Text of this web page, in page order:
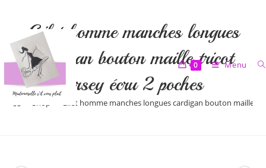
content
0 Menu
Gilet homme manches longues
cardigan bouton maille tricot
jersey écru 2 poches
Shop Gilet homme manches longues cardigan bouton maille